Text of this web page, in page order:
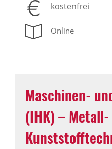
kostenfrei
Online
Maschinen-
(IHK) –